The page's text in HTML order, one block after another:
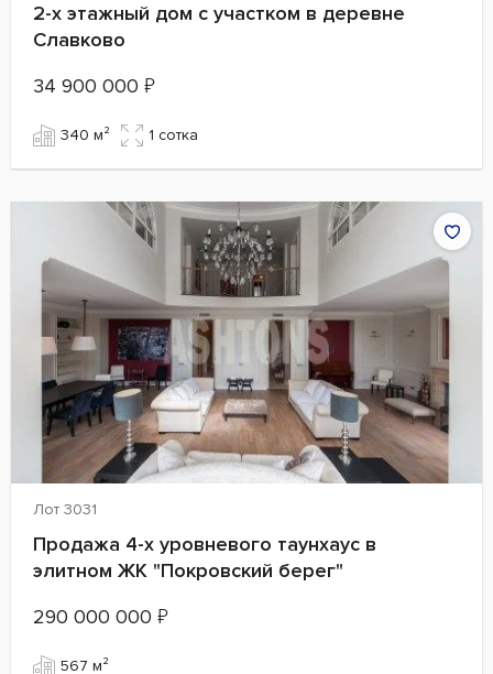
2-х этажный дом с участком в деревне
Славково
34 900 000 ₽
340 м² 1 сотка
Лот 3031
Продажа 4-х уровневого таунхаус в
элитном ЖК "Покровский берег"
290 000 000 ₽
567 м²